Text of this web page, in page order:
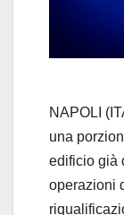
NAPOLI
una
edificio già
operazioni